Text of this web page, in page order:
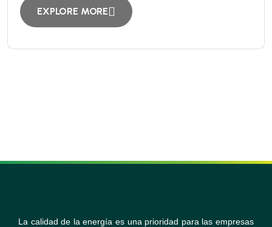
EXPLORE MORE
La calidad de la energía es una prioridad para las empresas